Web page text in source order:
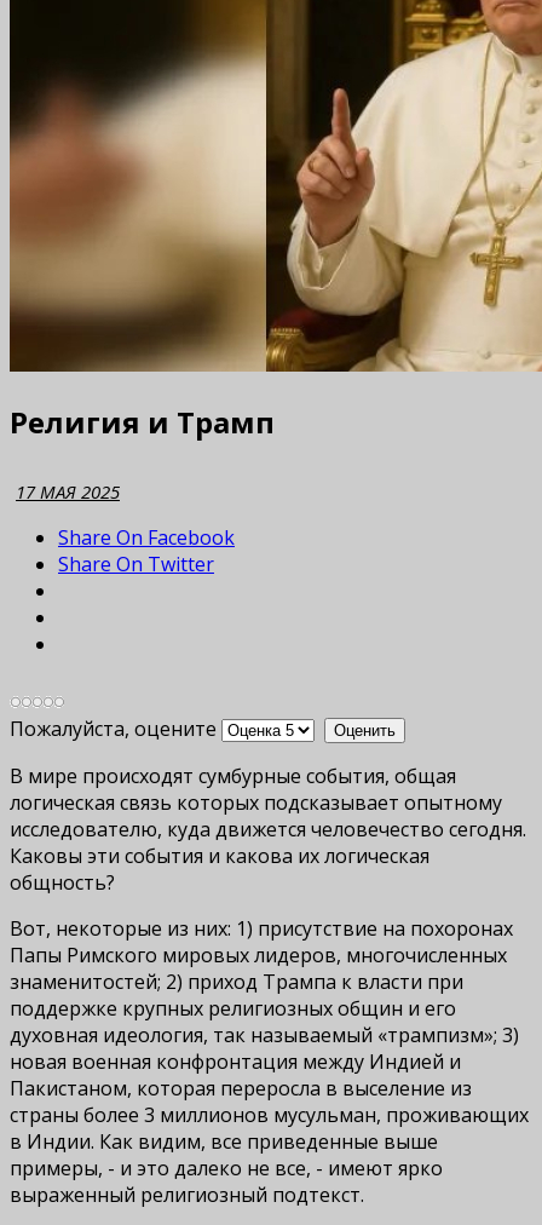
Религия и Трамп
17 МАЯ 2025
Share On Facebook
Share On Twitter
Пожалуйста, оцените
В мире происходят сумбурные события, общая
логическая связь которых подсказывает опытному
исследователю, куда движется человечество сегодня.
Каковы эти события и какова их логическая
общность?
Вот, некоторые из них: 1) присутствие на похоронах
Папы Римского мировых лидеров, многочисленных
знаменитостей; 2) приход Трампа к власти при
поддержке крупных религиозных общин и его
духовная идеология, так называемый «трампизм»; 3)
новая военная конфронтация между Индией и
Пакистаном, которая переросла в выселение из
страны более 3 миллионов мусульман, проживающих
в Индии. Как видим, все приведенные выше
примеры, - и это далеко не все, - имеют ярко
выраженный религиозный подтекст.